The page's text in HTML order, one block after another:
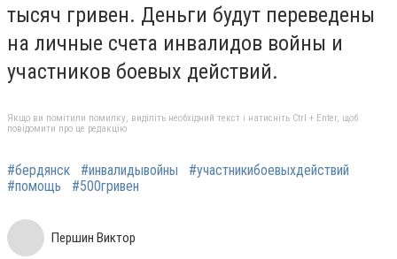
тысяч гривен. Деньги будут переведены
на личные счета инвалидов войны и
участников боевых действий.
Якщо ви помітили помилку, виділіть необхідний текст і натисніть Ctrl + Enter, щоб
повідомити про це редакцію
#бердянск #инвалидывойны
#участникибоевыхдействий
#помощь
#500гривен
Першин Виктор